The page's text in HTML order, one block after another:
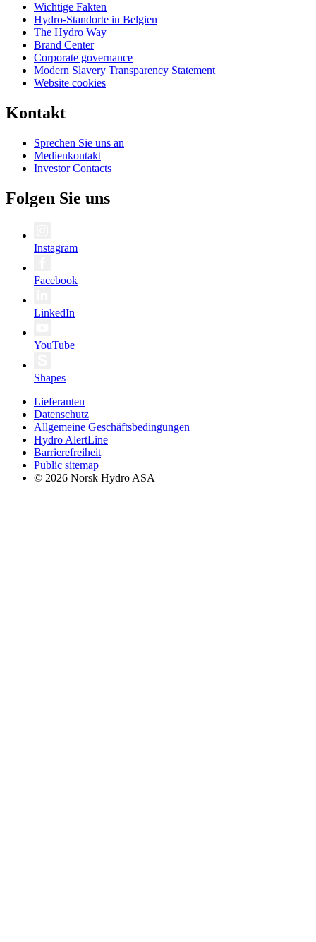
Wichtige Fakten
Hydro-Standorte in Belgien
The Hydro Way
Brand Center
Corporate governance
Modern Slavery Transparency Statement
Website cookies
Kontakt
Sprechen Sie uns an
Medienkontakt
Investor Contacts
Folgen Sie uns
Instagram
Facebook
LinkedIn
YouTube
Shapes
Lieferanten
Datenschutz
Allgemeine Geschäftsbedingungen
Hydro AlertLine
Barrierefreiheit
Public sitemap
© 2026 Norsk Hydro ASA